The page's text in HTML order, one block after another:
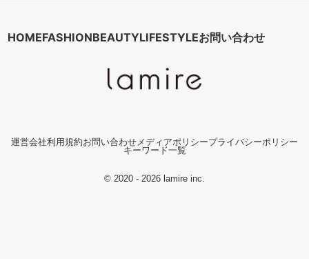
HOMEFASHIONBEAUTYLIFESTYLEお問い合わせ
運営会社利用規約お問い合わせ メディアポリシープライバシーポリシー
キーワード一覧
© 2020 - 2026 lamire inc.